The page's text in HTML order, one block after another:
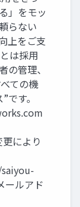
」をモッ
らない
上をご支
は採用
の管理、
ての機
す。
により
ールアド